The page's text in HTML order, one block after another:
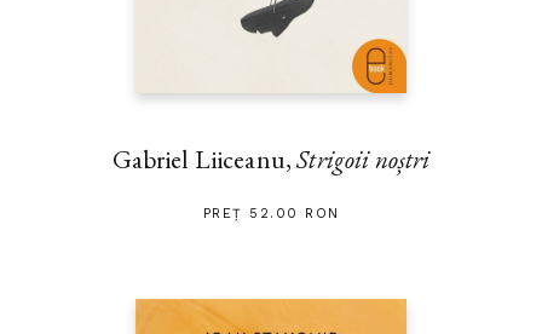
Gabriel Liiceanu,Strigoii noștri
PREȚ 52.00 RON